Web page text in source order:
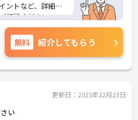
ントなど、詳細を
相談ください。
無料 紹介してもらう
更新日：2025年12月23日
い